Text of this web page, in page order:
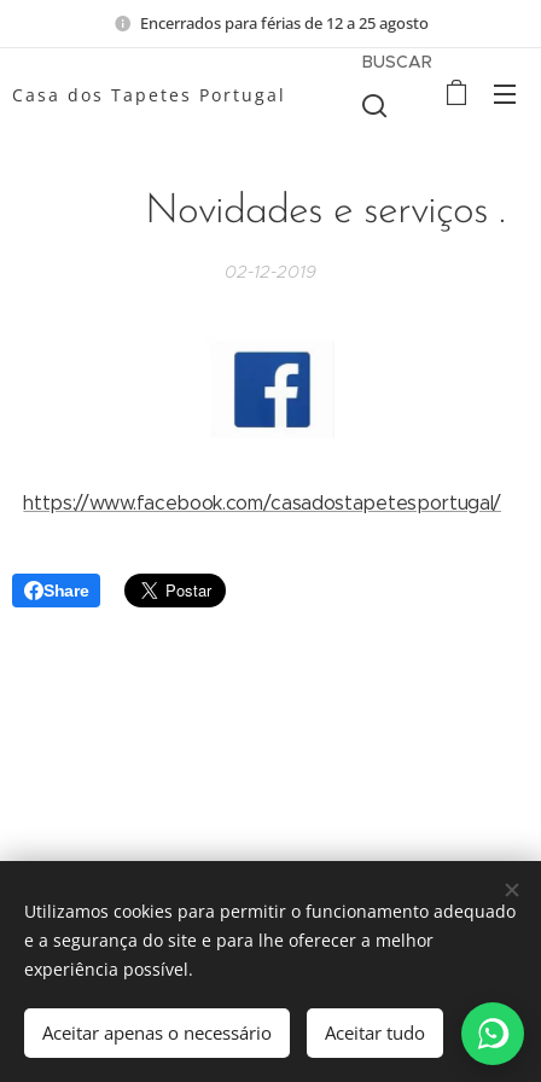
Encerrados para férias de 12 a 25 agosto
Casa dos Tapetes Portugal
BUSCAR
Novidades e serviços .
02-12-2019
https://www.facebook.com/casadostapetesportugal/
Share
Casa dos Tapetes Portugal , Escritórios- Call center Rua Dr José
Marques Lote 6 R/c 2350-536 Torres Novas.
Idiomas
Português
Español
Utilizamos cookies para permitir o funcionamento adequado
e a segurança do site e para lhe oferecer a melhor
experiência possível.
Aceitar apenas o necessário Aceitar tudo